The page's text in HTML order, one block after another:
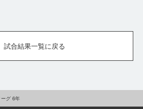
試合結果一覧に戻る
ーグ 6年